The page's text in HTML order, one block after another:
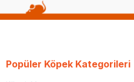
Popüler Köpek Kategorileri